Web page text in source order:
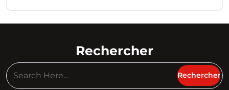
Rechercher